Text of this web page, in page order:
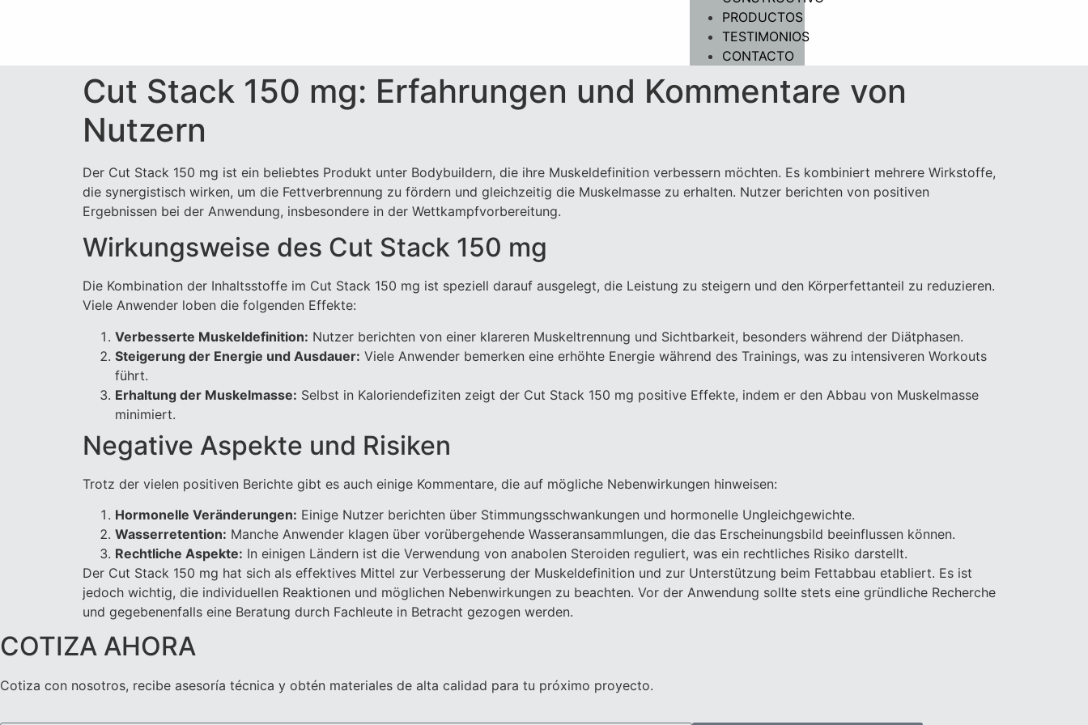
PRODUCTOS
TESTIMONIOS
CONTACTO
Cut Stack 150 mg: Erfahrungen und Kommentare von
Nutzern
Der Cut Stack 150 mg ist ein beliebtes Produkt unter Bodybuildern, die ihre Muskeldefinition verbessern möchten. Es kombiniert mehrere Wirkstoffe,
die synergistisch wirken, um die Fettverbrennung zu fördern und gleichzeitig die Muskelmasse zu erhalten. Nutzer berichten von positiven
Ergebnissen bei der Anwendung, insbesondere in der Wettkampfvorbereitung.
Wirkungsweise des Cut Stack 150 mg
Die Kombination der Inhaltsstoffe im Cut Stack 150 mg ist speziell darauf ausgelegt, die Leistung zu steigern und den Körperfettanteil zu reduzieren.
Viele Anwender loben die folgenden Effekte:
Verbesserte Muskeldefinition: Nutzer berichten von einer klareren Muskeltrennung und Sichtbarkeit, besonders während der Diätphasen.
Steigerung der Energie und Ausdauer: Viele Anwender bemerken eine erhöhte Energie während des Trainings, was zu intensiveren Workouts
führt.
Erhaltung der Muskelmasse: Selbst in Kaloriendefiziten zeigt der Cut Stack 150 mg positive Effekte, indem er den Abbau von Muskelmasse
minimiert.
Negative Aspekte und Risiken
Trotz der vielen positiven Berichte gibt es auch einige Kommentare, die auf mögliche Nebenwirkungen hinweisen:
Hormonelle Veränderungen: Einige Nutzer berichten über Stimmungsschwankungen und hormonelle Ungleichgewichte.
Wasserretention: Manche Anwender klagen über vorübergehende Wasseransammlungen, die das Erscheinungsbild beeinflussen können.
Rechtliche Aspekte: In einigen Ländern ist die Verwendung von anabolen Steroiden reguliert, was ein rechtliches Risiko darstellt.
Der Cut Stack 150 mg hat sich als effektives Mittel zur Verbesserung der Muskeldefinition und zur Unterstützung beim Fettabbau etabliert. Es ist
jedoch wichtig, die individuellen Reaktionen und möglichen Nebenwirkungen zu beachten. Vor der Anwendung sollte stets eine gründliche Recherche
und gegebenenfalls eine Beratung durch Fachleute in Betracht gezogen werden.
COTIZA AHORA
Cotiza con nosotros, recibe asesoría técnica y obtén materiales de alta calidad para tu próximo proyecto.